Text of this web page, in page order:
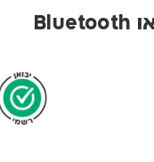
אדום -זוג רמקולים סטריאו Bluetooth